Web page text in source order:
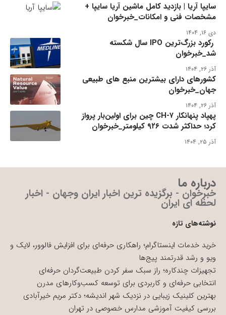
سایپا آریا | بازدید کامل ماشین آریا سایپا +
مشخصات فنی و امکانات_خبرخوان
دی ۱۶, ۱۴۰۴
رکورد بزرگ‌ترین IPO سال شکسته
شد_خبرخوان
آذر ۲۶, ۱۴۰۴
کشورهای دارای بیشترین منبع های طبیعی
جهان_خبرخوان
آذر ۲۶, ۱۴۰۴
پهپاد پنهانکار CH-۷ چین برای اولین‌بار پرواز
کرد؛ حداکثر شدت ۹۲۶ کیلومتر_خبرخوان
آذر ۲۵, ۱۴۰۴
درباره ما
خبرخوان - برگزیده ترین اخبار ایران وجهان - اخبار
لحظه ای ایران
نوشته‌های تازه
خرید خدمات اینستاگرام؛ راهکاری حرفه‌ای برای افزایش فالوور، لایک و
ویو و رشد قدرتمند پیج‌ها
تجهیزات چندکاره؛ راز سبک سفر کردن طبیعت‌گردان حرفه‌ای
انتخابی حرفه‌ای و کاربردی برای توسعه کسب‌وکارهای مدرن
بهترین کلینیک زیبایی در نزدیک شهر اندیشه؛ دکتر مریم خیرآبادی
بررسی کیفیت آموزشی مدارس خصوصی در تهران